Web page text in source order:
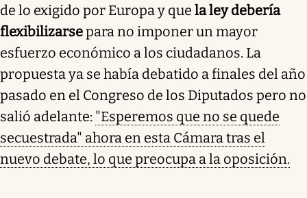
de lo exigido por Europa y que la ley debería
flexibilizarsepara no imponer un mayor
esfuerzo económico a los ciudadanos. La
propuesta ya se había debatido a finales del año
pasado en el Congreso de los Diputados pero no
salió adelante: "Esperemos que no se quede
secuestrada" ahora en esta Cámara tras el
nuevo debate, lo que preocupa a la oposición.